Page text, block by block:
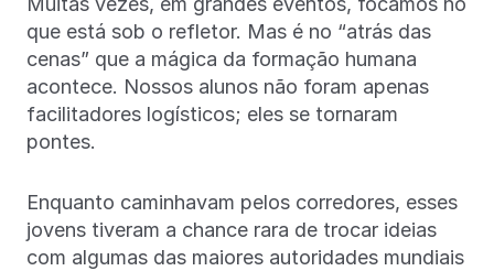
que está sob o refletor. Mas é no “atrás das
cenas” que a mágica da formação humana
acontece. Nossos alunos não foram apenas
facilitadores logísticos; eles se tornaram
pontes.
Enquanto caminhavam pelos corredores, esses
jovens tiveram a chance rara de trocar ideias
com algumas das maiores autoridades mundiais